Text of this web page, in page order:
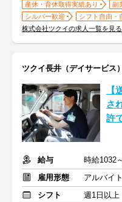
産休・育休取得実績あり 副
シルバー歓迎
シフト自由・
株式会社ツクイの求人一覧を見る
ツクイ長井（デイサービス）
【
さ
許
給与
時給1032
雇用形態
アルバイ
シフト
週1日以上